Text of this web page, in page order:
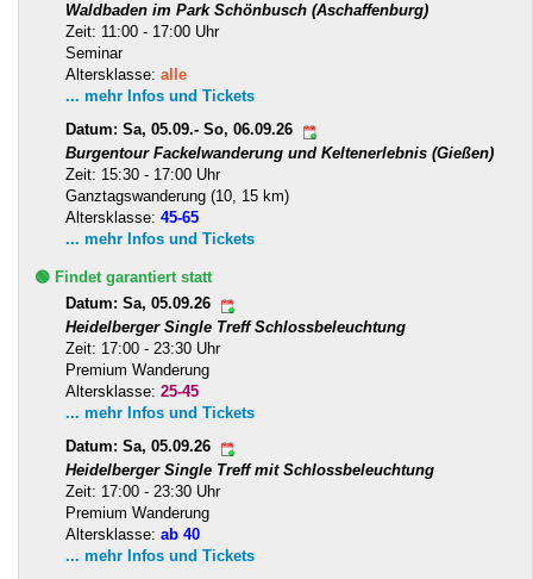
Waldbaden im Park Schönbusch (Aschaffenburg)
Zeit: 11:00 - 17:00 Uhr
Seminar
Altersklasse: alle
... mehr Infos und Tickets
Datum: Sa, 05.09.- So, 06.09.26
Burgentour Fackelwanderung und Keltenerlebnis (Gießen)
Zeit: 15:30 - 17:00 Uhr
Ganztagswanderung (10, 15 km)
Altersklasse: 45-65
... mehr Infos und Tickets
🟢 Findet garantiert statt
Datum: Sa, 05.09.26
Heidelberger Single Treff Schlossbeleuchtung
Zeit: 17:00 - 23:30 Uhr
Premium Wanderung
Altersklasse: 25-45
... mehr Infos und Tickets
Datum: Sa, 05.09.26
Heidelberger Single Treff mit Schlossbeleuchtung
Zeit: 17:00 - 23:30 Uhr
Premium Wanderung
Altersklasse: ab 40
... mehr Infos und Tickets